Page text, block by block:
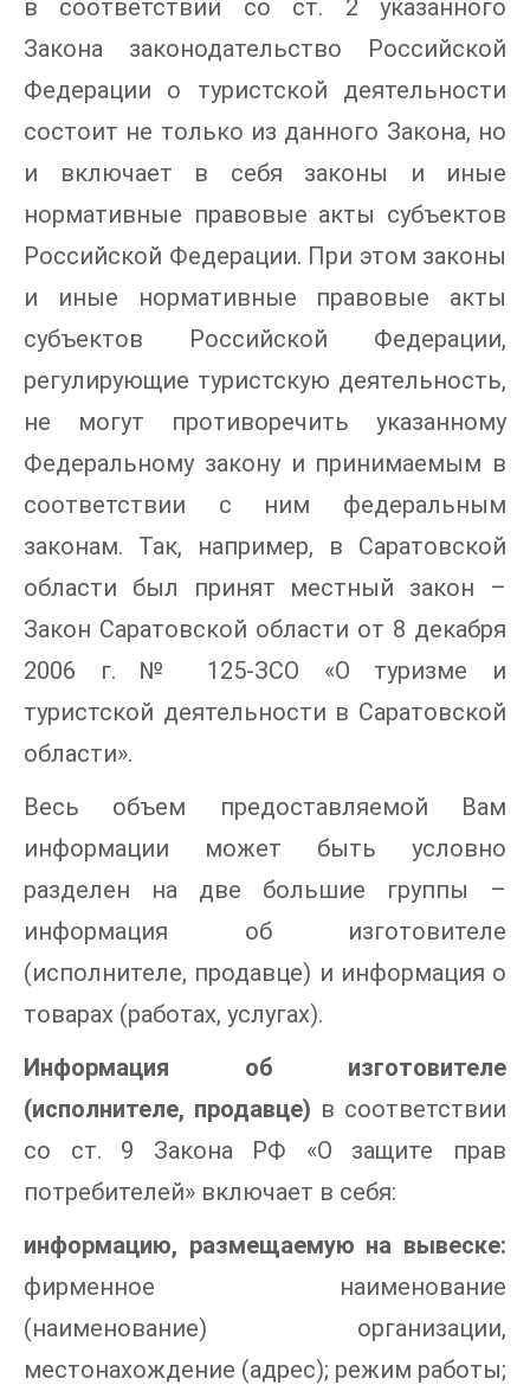
в соответствии со ст. 2 указанного
Закона законодательство Российской
Федерации о туристской деятельности
состоит не только из данного Закона, но
и включает в себя законы и иные
нормативные правовые акты субъектов
Российской Федерации. При этом законы
и иные нормативные правовые акты
субъектов Российской Федерации,
регулирующие туристскую деятельность,
не могут противоречить указанному
Федеральному закону и принимаемым в
соответствии с ним федеральным
законам. Так, например, в Саратовской
области был принят местный закон –
Закон Саратовской области от 8 декабря
2006 г. № 125-ЗСО «О туризме и
туристской деятельности в Саратовской
области».
Весь объем предоставляемой Вам
информации может быть условно
разделен на две большие группы –
информация об изготовителе
(исполнителе, продавце) и информация о
товарах (работах, услугах).
Информация об изготовителе
(исполнителе, продавце) в соответствии
со ст. 9 Закона РФ «О защите прав
потребителей» включает в себя:
информацию, размещаемую на вывеске:
фирменное наименование
(наименование) организации,
местонахождение (адрес); режим работы;